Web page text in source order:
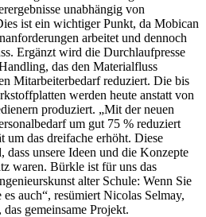
unabhängig von
ist ein wichtiger Punkt, da Mobican
arbeitet und dennoch
Ergänzt wird die Durchlaufpresse
das den Materialfluss
Mitarbeiterbedarf reduziert. Die bis
werden heute anstatt von
produziert. „Mit der neuen
um gut 75 % reduziert
um das dreifache erhöht. Diese
dass unsere Ideen und die Konzepte
waren. Bürkle ist für uns das
alter Schule: Wenn Sie
auch“, resümiert Nicolas Selmay,
gemeinsame Projekt.